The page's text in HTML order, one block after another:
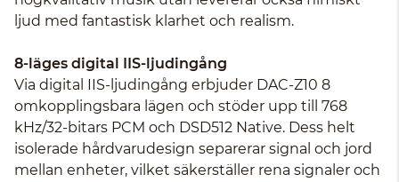
ljud med fantastisk klarhet och realism.
8-läges digital IIS-ljudingång
Via digital IIS-ljudingång erbjuder DAC-Z10 8
omkopplingsbara lägen och stöder upp till 768
kHz/32-bitars PCM och DSD512 Native. Dess helt
isolerade hårdvarudesign separerar signal och jord
mellan enheter, vilket säkerställer rena signaler och